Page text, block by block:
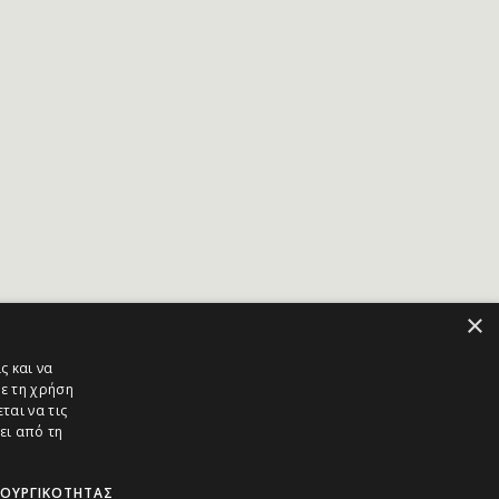
×
και να
τη χρήση
να τις
από τη